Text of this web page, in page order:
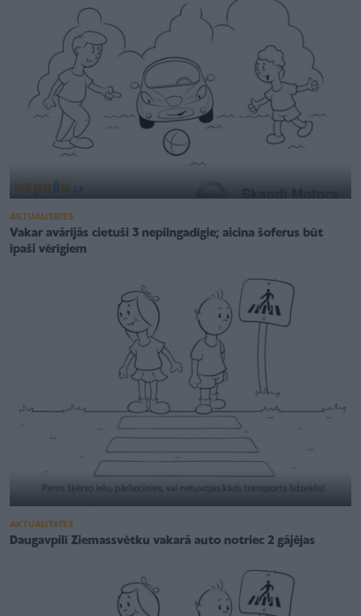
AKTUALITĀTES
Vakar avārijās cietuši 3 nepilngadīgie; aicina šoferus būt
īpaši vērīgiem
AKTUALITĀTES
Daugavpilī Ziemassvētku vakarā auto notriec 2 gājējas